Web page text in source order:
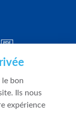
le bon
Ils nous
expérience